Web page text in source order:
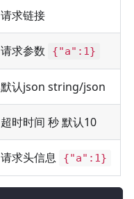
请求链接
请求参数 {"a":1}
默认json string/json
超时时间 秒 默认10
请求头信息 {"a":1}